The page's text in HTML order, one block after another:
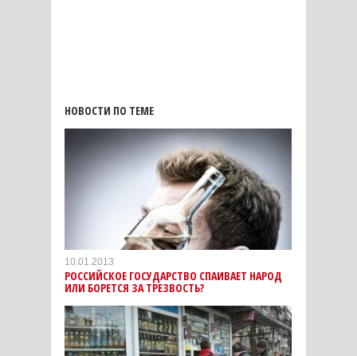
НОВОСТИ ПО ТЕМЕ
10.01.2013
РОССИЙСКОЕ ГОСУДАРСТВО СПАИВАЕТ НАРОД
ИЛИ БОРЕТСЯ ЗА ТРЕЗВОСТЬ?